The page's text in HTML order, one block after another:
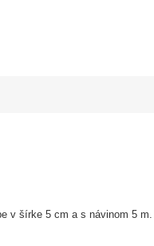
v šírke 5 cm a s návinom 5 m.